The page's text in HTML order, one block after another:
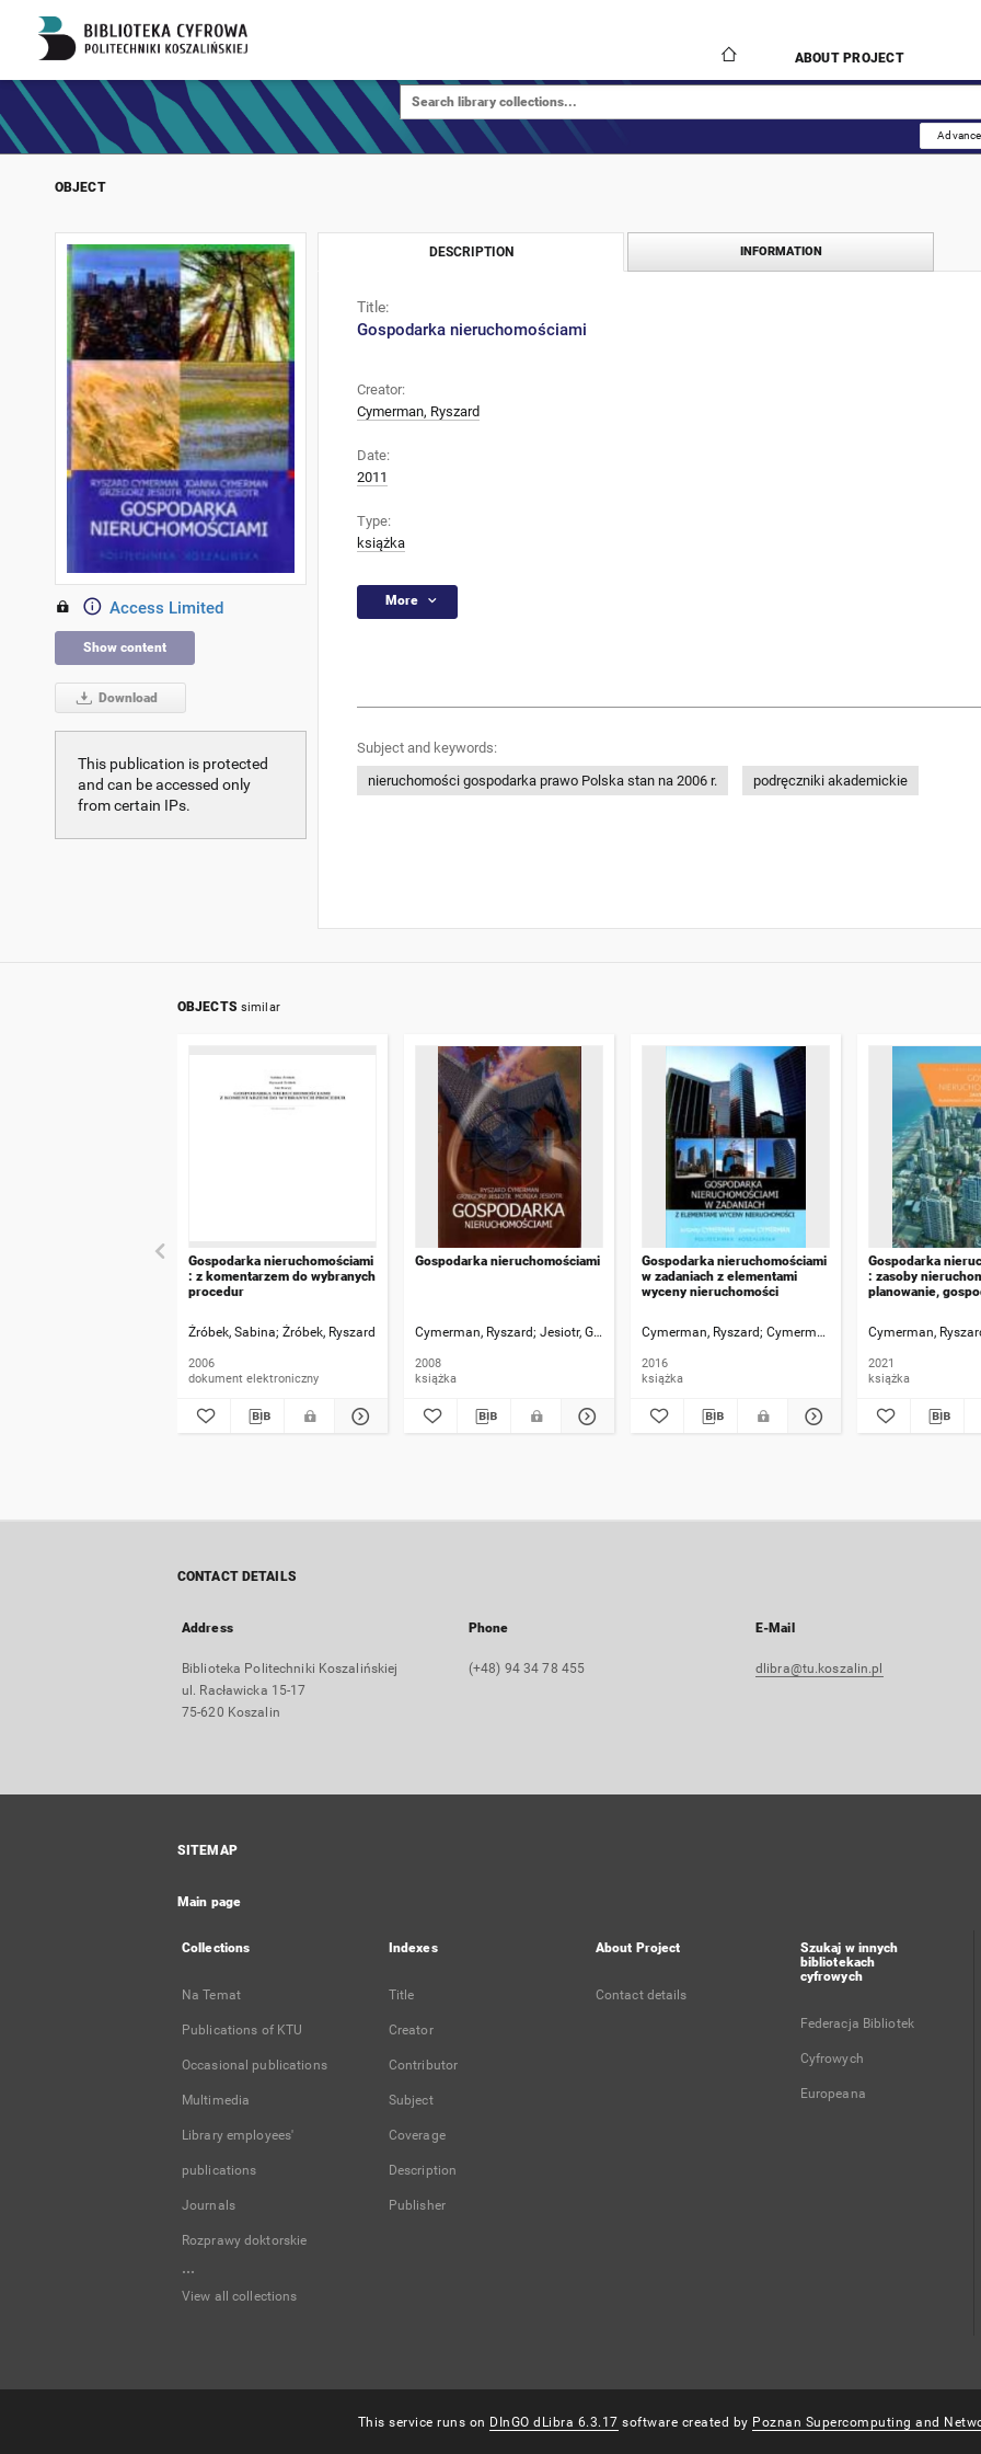
ABOUT PROJECT
OBJECT
Access Limited
Show content
Download
This publication is protected
and can be accessed only
from certain IPs.
DESCRIPTION INFORMATION
Title:
Gospodarka nieruchomościami
Creator:
Cymerman, Ryszard
Date:
2011
Type:
książka
More
Subject and keywords:
nieruchomości gospodarka prawo Polska stan na 2006 r.
podręczniki akademickie
OBJECTS similar
Gospodarka nieruchomościami
: z komentarzem do wybranych
procedur
Źróbek, Sabina Źróbek, Ryszard Kuryj, Jan
2006
dokument elektroniczny
Gospodarka nieruchomościami
Cymerman, Ryszard Jesiotr, Grzegorz Jesiotr, Monika
2008
książka
Gospodarka nieruchomościami
w zadaniach z elementami
wyceny nieruchomości
Cymerman, Ryszard Cymerman, Joanna
2016
książka
Gospodarka
: zasoby
planowanie,
Cymerman,
2021
książka
CONTACT DETAILS
Address
Biblioteka Politechniki Koszalińskiej
ul. Racławicka 15-17
75-620 Koszalin
Phone
(+48) 94 34 78 455
E-Mail
dlibra@tu.koszalin.pl
SITEMAP
Main page
Collections
Na Temat
Publications of KTU
Occasional publications
Multimedia
Library employees'
publications
Journals
Rozprawy doktorskie
...
View all collections
Indexes
Title
Creator
Contributor
Subject
Coverage
Description
Publisher
About Project
Contact details
Szukaj w innych
bibliotekach
cyfrowych
Federacja Bibliotek
Cyfrowych
Europeana
This service runs on DInGO dLibra 6.3.17 software created by Poznan Supercomputing and